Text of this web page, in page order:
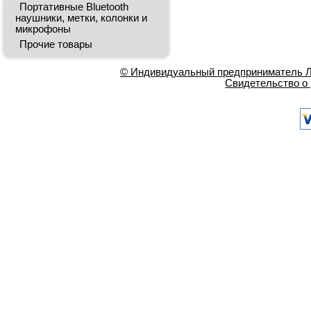
Портативные Bluetooth
наушники, метки, колонки и
микрофоны
Прочие товары
© Индивидуальный предприниматель
Свидетельство